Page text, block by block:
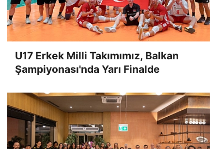
U17 Erkek Milli Takımımız, Balkan
Şampiyonası'nda Yarı Finalde